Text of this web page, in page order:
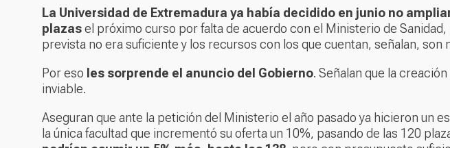
La Universidad de Extremadura ya había decidido en junio no
plazasel próximo curso por falta de acuerdo con el Ministerio de
prevista no era suficiente y los recursos con los que cuentan, señalan, son
Por eso les sorprende el anuncio del Gobierno. Señalan que la
inviable.
Aseguran que ante la petición del Ministerio el año pasado ya hicieron un
la única facultad que incrementó su oferta un 10%, pasando de las 120